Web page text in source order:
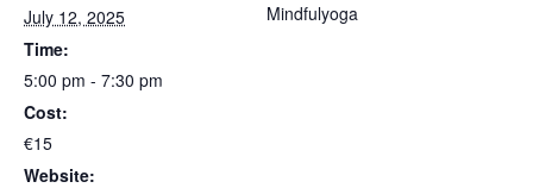
July 12, 2025
Time:
5:00 pm - 7:30 pm
Cost:
€15
Website:
Mindfulyoga